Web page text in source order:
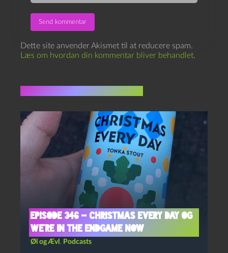
Dette site anvender Akismet til at reducere spam.
Læs om hvordan din kommentar bliver behandlet.
Episode 346 – Christmas Every Day og
We’re In The Endgame Now
Øl og Ævl Podcasts